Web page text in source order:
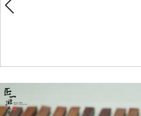
更多商品
購物說明